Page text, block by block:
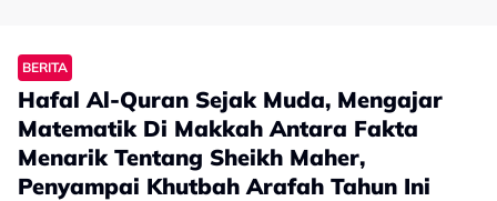
BERITA
Hafal Al-Quran Sejak Muda, Mengajar
Matematik Di Makkah Antara Fakta
Menarik Tentang Sheikh Maher,
Penyampai Khutbah Arafah Tahun Ini